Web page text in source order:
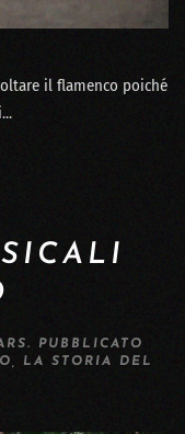
il flamenco poiché
. PUBBLICATO
, LA STORIA DEL